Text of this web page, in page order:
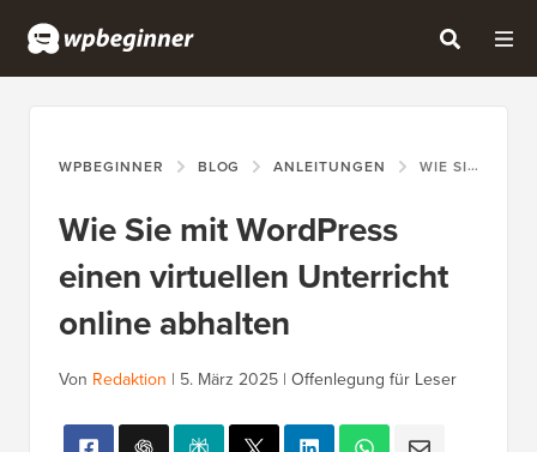
WPBEGINNER BLOG ANLEITUNGEN WIE SIE MIT WORDPRESS EINEN VIRTUELLEN UNTERRICHT ONLINE ABHALTEN
Wie Sie mit WordPress
einen virtuellen Unterricht
online abhalten
Von Redaktion | 5. März 2025 | Offenlegung für Leser